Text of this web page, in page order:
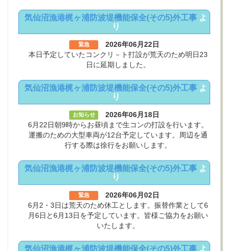
気仙沼漁港梶ヶ浦防波堤機能保全(その5)外工事 よ
り
緊急
2026年06月22日
本日予定していたコンクリ－ト打設が荒天のため明日23
日に延期しました。
気仙沼漁港梶ヶ浦防波堤機能保全(その5)外工事 よ
り
お知らせ 2026年06月18日
6月22日朝9時からお昼頃まで生コンの打設を行います。
運搬のための大型車両が12台予定しています。周辺を通
行する際は徐行をお願いします。
気仙沼漁港梶ヶ浦防波堤機能保全(その5)外工事 よ
り
緊急
2026年06月02日
6月2・3日は荒天のため休工とします。振替作業として6
月6日と6月13日を予定しています。皆様ご協力をお願い
いたします。
気仙沼漁港梶ヶ浦防波堤機能保全(その5)外工事 よ